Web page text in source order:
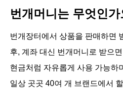
번개머니는 무엇인
번개장터에서 상품을 판매하면
후, 계좌 대신 번개머니로 받으
현금처럼 자유롭게 사용 가능하
일상 곳곳 40여 개 브랜드에서